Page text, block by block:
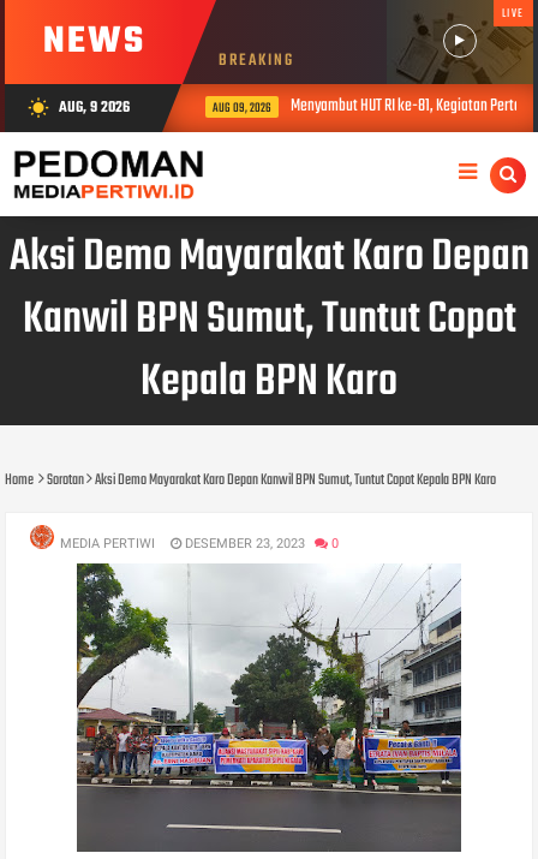
NEWS BREAKING
LIVE
wb_sunny AUG, 9 2026 AUG 09, 2026 Menyambut HUT RI ke-81, Kegiatan
Aksi Demo Mayarakat Karo Depan
Kanwil BPN Sumut, Tuntut Copot
Kepala BPN Karo
Home Sorotan Aksi Demo Mayarakat Karo Depan Kanwil BPN Sumut, Tuntut Copot Kepala BPN Karo
MEDIA PERTIWI DESEMBER 23, 2023 0